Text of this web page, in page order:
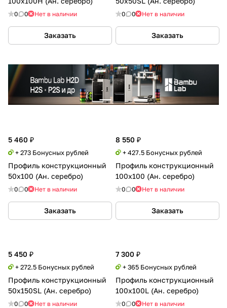
0 0 Нет в наличии
Заказать
0 0 Нет в наличии
Заказать
5 460 ₽
+ 273 Бонусных рублей
Профиль конструкционный
50х100 (Ан. серебро)
0 0 Нет в наличии
Заказать
8 550 ₽
+ 427.5 Бонусных рублей
Профиль конструкционный
100х100 (Ан. серебро)
0 0 Нет в наличии
Заказать
5 450 ₽
+ 272.5 Бонусных рублей
Профиль конструкционный
50х150SL (Ан. серебро)
0 0 Нет в наличии
7 300 ₽
+ 365 Бонусных рублей
Профиль конструкционный
100х100L (Ан. серебро)
0 0 Нет в наличии